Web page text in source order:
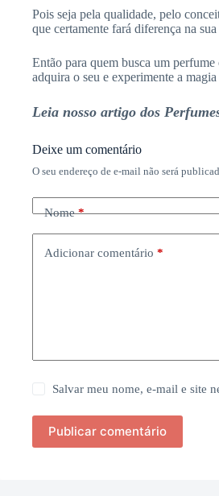
Pois seja pela qualidade, pelo
que certamente fará diferença na
Então para quem busca um
adquira o seu e experimente a
Leia nosso artigo dos
Deixe um comentário
O seu endereço de e-mail não será
Nome*
Adicionar comentário *
Salvar meu nome, e-mail e site
Publicar comentário